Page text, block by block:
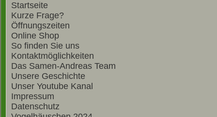
Startseite
Kurze Frage?
Öffnungszeiten
Online Shop
So finden Sie uns
Kontaktmöglichkeiten
Das Samen-Andreas Team
Unsere Geschichte
Unser Youtube Kanal
Impressum
Datenschutz